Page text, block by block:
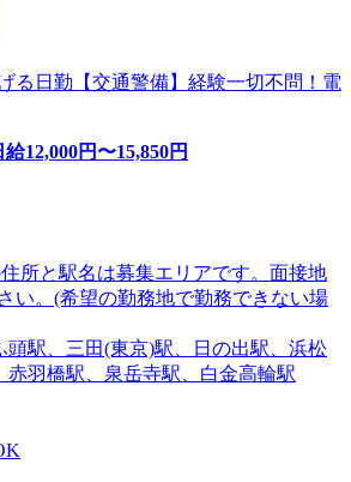
る日勤【交通警備】経験一切不問！電
給12,000円〜15,850円
所と駅名は募集エリアです。面接地
い。(希望の勤務地で勤務できない場
頭駅、三田(東京)駅、日の出駅、浜松
赤羽橋駅、泉岳寺駅、白金高輪駅